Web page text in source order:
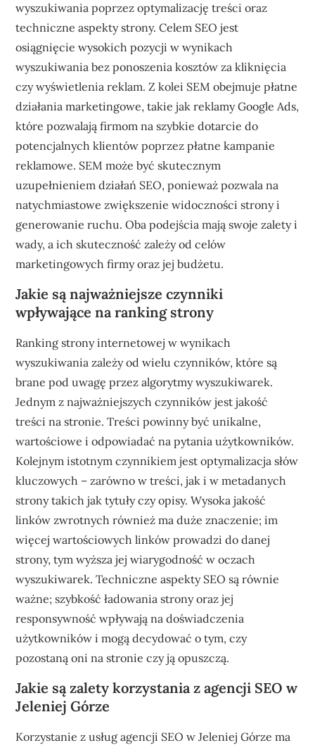
wyszukiwania poprzez optymalizację treści oraz
techniczne aspekty strony. Celem SEO jest
osiągnięcie wysokich pozycji w wynikach
wyszukiwania bez ponoszenia kosztów za kliknięcia
czy wyświetlenia reklam. Z kolei SEM obejmuje płatne
działania marketingowe, takie jak reklamy Google Ads,
które pozwalają firmom na szybkie dotarcie do
potencjalnych klientów poprzez płatne kampanie
reklamowe. SEM może być skutecznym
uzupełnieniem działań SEO, ponieważ pozwala na
natychmiastowe zwiększenie widoczności strony i
generowanie ruchu. Oba podejścia mają swoje zalety i
wady, a ich skuteczność zależy od celów
marketingowych firmy oraz jej budżetu.
Jakie są najważniejsze czynniki
wpływające na ranking strony
Ranking strony internetowej w wynikach
wyszukiwania zależy od wielu czynników, które są
brane pod uwagę przez algorytmy wyszukiwarek.
Jednym z najważniejszych czynników jest jakość
treści na stronie. Treści powinny być unikalne,
wartościowe i odpowiadać na pytania użytkowników.
Kolejnym istotnym czynnikiem jest optymalizacja słów
kluczowych – zarówno w treści, jak i w metadanych
strony takich jak tytuły czy opisy. Wysoka jakość
linków zwrotnych również ma duże znaczenie; im
więcej wartościowych linków prowadzi do danej
strony, tym wyższa jej wiarygodność w oczach
wyszukiwarek. Techniczne aspekty SEO są równie
ważne; szybkość ładowania strony oraz jej
responsywność wpływają na doświadczenia
użytkowników i mogą decydować o tym, czy
pozostaną oni na stronie czy ją opuszczą.
Jakie są zalety korzystania z agencji SEO w
Jeleniej Górze
Korzystanie z usług agencji SEO w Jeleniej Górze ma